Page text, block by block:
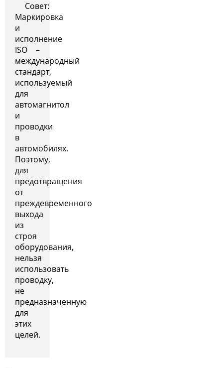
Совет:
Маркировка
и
исполнение
ISO –
международный
стандарт,
используемый
для
автомагнитол
и
проводки
в
автомобилях.
Поэтому,
для
предотвращения
от
преждевременного
выхода
из
строя
оборудования,
нельзя
использовать
проводку,
не
предназначенную
для
этих
целей.